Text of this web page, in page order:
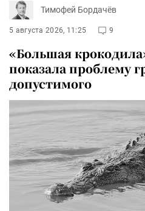
Тимофей Бордачёв
5 августа 2026, 11:25 9
«Большая
показала проблему
допустимого